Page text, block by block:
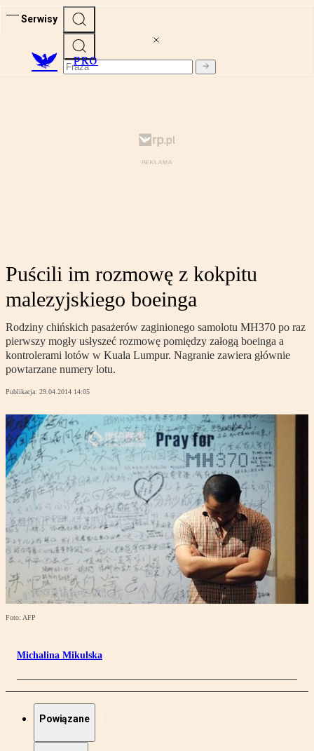
Serwisy
PRO
Puścili im rozmowę z kokpitu
malezyjskiego boeinga
Rodziny chińskich pasażerów zaginionego samolotu MH370 po raz
pierwszy mogły usłyszeć rozmowę pomiędzy załogą boeinga a
kontrolerami lotów w Kuala Lumpur. Nagranie zawiera głównie
powtarzane numery lotu.
Publikacja: 29.04.2014 14:05
Foto: AFP
Michalina Mikulska
Powiązane